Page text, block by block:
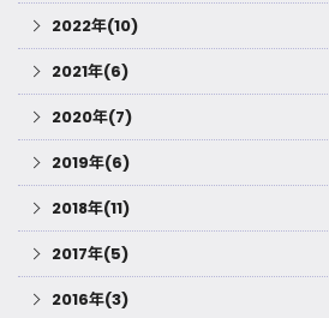
2022年(10)
2021年(6)
2020年(7)
2019年(6)
2018年(11)
2017年(5)
2016年(3)